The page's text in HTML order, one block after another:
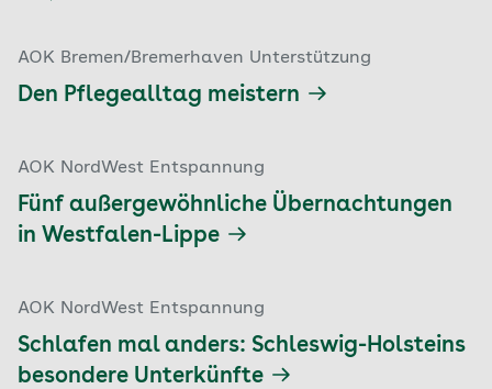
AOK Bremen/Bremerhaven Unterstützung
Den Pflegealltag meistern
AOK NordWest Entspannung
Fünf außergewöhnliche Übernachtungen
in Westfalen-Lippe
AOK NordWest Entspannung
Schlafen mal anders: Schleswig-Holsteins
besondere Unterkünfte